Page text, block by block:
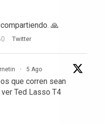
que corren sean
Ted Lasso T4